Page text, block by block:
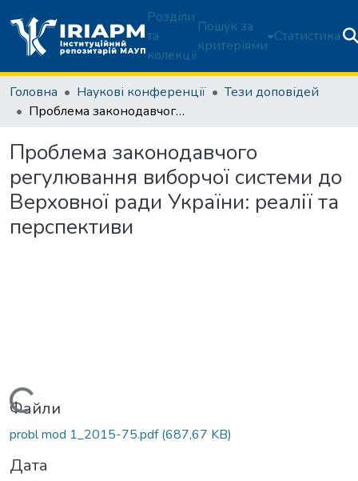
Розділи
та
колекції
Пошук за
критеріями
Статистика
Головна Наукові конференції
Тези доповідей
Проблема законодавчого регулювання виборчої системи до Верховної ради України: реалії та перспективи
Проблема законодавчого
регулювання виборчої системи до
Верховної ради України: реалії та
перспективи
Вантажиться...
Файли
probl mod 1_2015-75.pdf(687,67 KB)
Дата